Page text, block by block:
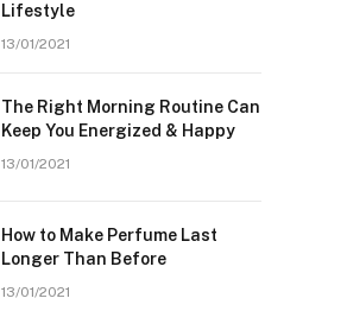
Lifestyle
13/01/2021
The Right Morning Routine Can
Keep You Energized & Happy
13/01/2021
How to Make Perfume Last
Longer Than Before
13/01/2021